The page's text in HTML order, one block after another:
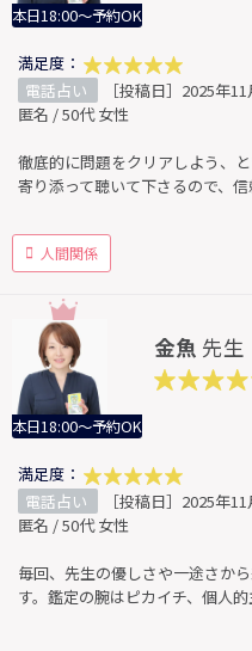
本日18:00～予約OK
満足度：
電話占い
［投稿日］2025年
匿名 / 50代 女性
徹底的に問題をクリアしよう、
寄り添って聴いて下さるので、信
人間関係
本日18:00～予約OK
金魚 先生
満足度：
電話占い
［投稿日］2025年
匿名 / 50代 女性
毎回、先生の優しさや一途さか
す。鑑定の腕はピカイチ、個人